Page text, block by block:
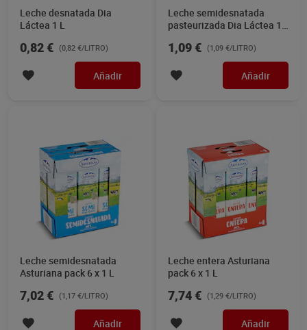
Leche desnatada Dia
Láctea 1 L
0,82 € (0,82 €/LITRO)
Añadir
Leche semidesnatada
pasteurizada Dia Láctea 1
1,09 € (1,09 €/LITRO)
Añadir
Leche semidesnatada
Asturiana pack 6 x 1 L
7,02 € (1,17 €/LITRO)
Añadir
Leche entera Asturiana
pack 6 x 1 L
7,74 € (1,29 €/LITRO)
Añadir